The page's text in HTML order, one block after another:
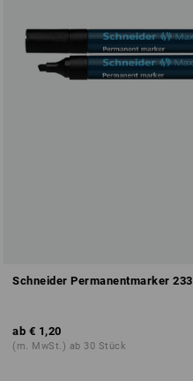
Schneider Permanentmarker 233
ab € 1,20
(m. MwSt.) ab 30 Stück